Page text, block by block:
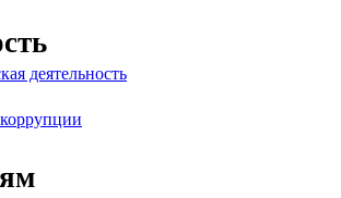
деятельность